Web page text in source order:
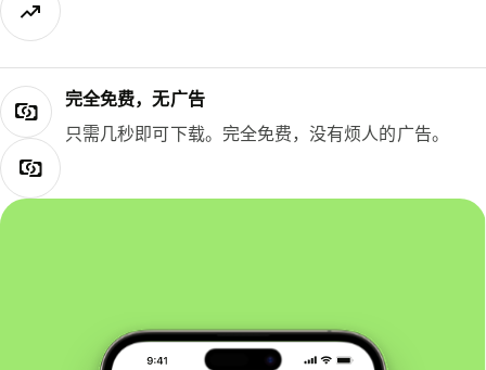
完全免费，无广告
只需几秒即可下载。完全免费，没有烦人的广告。